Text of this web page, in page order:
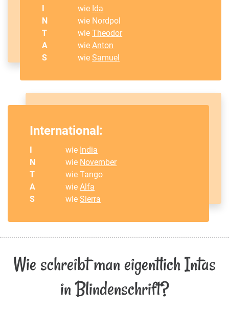
I wie Ida
N
wie Nordpol
T
wieTheodor
A
wieAnton
S
wieSamuel
International:
I wie India
N
wie November
T
wie Tango
A
wieAlfa
S
wieSierra
Wie schreibt man eigentlich Intas
in Blindenschrift?